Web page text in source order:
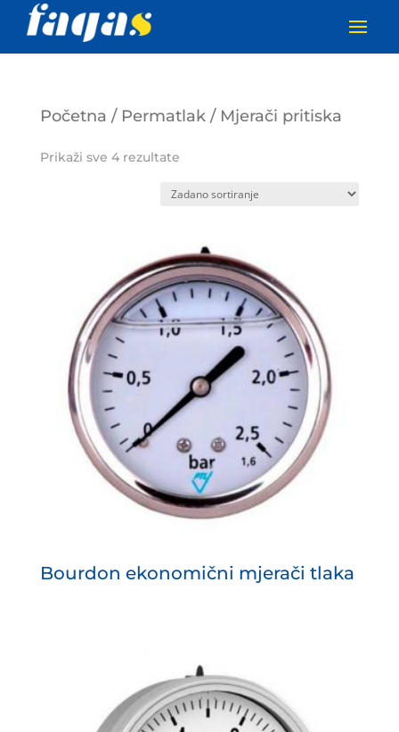
Početna / Permatlak/ Mjerači pritiska
Prikaži sve 4 rezultate
Bourdon ekonomični mjerači tlaka